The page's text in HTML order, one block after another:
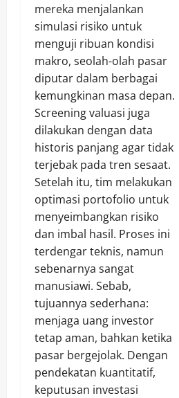
mereka menjalankan
simulasi risiko untuk
menguji ribuan kondisi
makro, seolah-olah pasar
diputar dalam berbagai
kemungkinan masa depan.
Screening valuasi juga
dilakukan dengan data
historis panjang agar tidak
terjebak pada tren sesaat.
Setelah itu, tim melakukan
optimasi portofolio untuk
menyeimbangkan risiko
dan imbal hasil. Proses ini
terdengar teknis, namun
sebenarnya sangat
manusiawi. Sebab,
tujuannya sederhana:
menjaga uang investor
tetap aman, bahkan ketika
pasar bergejolak. Dengan
pendekatan kuantitatif,
keputusan investasi